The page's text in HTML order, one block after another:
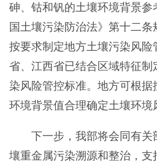
砷、钴和钒的土壤环境背景参
国土壤污染防治法》第十二
按要求制定地方土壤污染风险
省、江西省已结合区域特征
染风险管控标准。地方可根据
环境背景值合理确定土壤环境
下一步，我部将会同有关
壤重金属污染溯源和整治，支